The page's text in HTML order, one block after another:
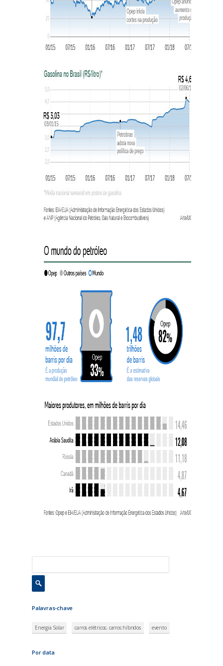
Palavras-chave
Energia Solar carros elétricos; carros híbridos evento
Por data